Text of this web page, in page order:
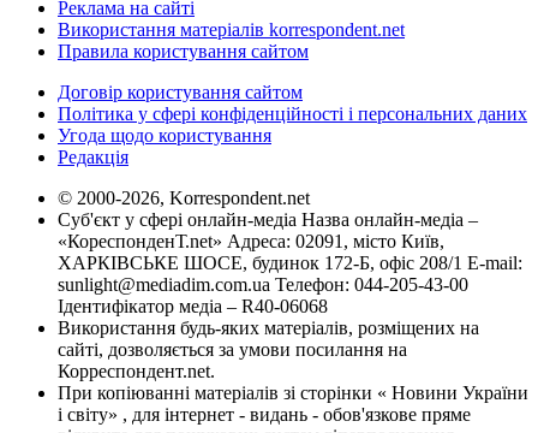
Реклама на сайті
Використання матеріалів korrespondent.net
Правила користування сайтом
Договір користування сайтом
Політика у сфері конфіденційності і персональних даних
Угода щодо користування
Редакція
© 2000-2026, Korrespondent.net
Суб'єкт у сфері онлайн-медіа Назва онлайн-медіа –
«КореспонденТ.net» Адреса: 02091, місто Київ,
ХАРКІВСЬКЕ ШОСЕ, будинок 172-Б, офіс 208/1 E-mail:
sunlight@mediadim.com.ua Телефон: 044-205-43-00
Ідентифікатор медіа – R40-06068
Використання будь-яких матеріалів, розміщених на
сайті, дозволяється за умови посилання на
Корреспондент.net.
При копіюванні матеріалів зі сторінки « Новини України
і світу» , для інтернет - видань - обов'язкове пряме